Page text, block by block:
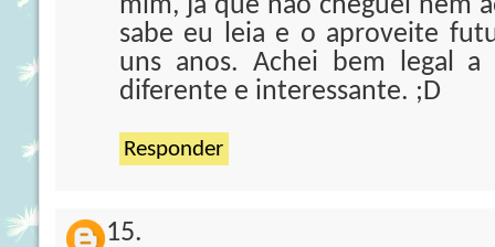
sabe eu leia e o aproveite
uns anos. Achei bem legal a
diferente e interessante. ;D
Responder